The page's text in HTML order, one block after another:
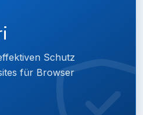
Schutz
für Browser